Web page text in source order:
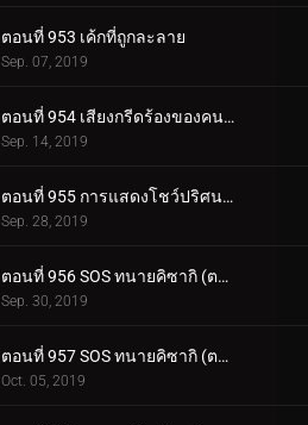
ตอนที่ 953 เค้กที่ถูกละลาย
Sep. 07, 2019
ตอนที่ 954 เสียงกรีดร้องของคนร้ายตัวจริง
Sep. 14, 2019
ตอนที่ 955 การแสดงโชว์ปริศนาในห้องที่ถูกล็อก
Sep. 28, 2019
ตอนที่ 956 SOS ทนายคิซากิ (ตอนแรก)
Sep. 30, 2019
ตอนที่ 957 SOS ทนายคิซากิ (ตอนจบ)
Oct. 05, 2019